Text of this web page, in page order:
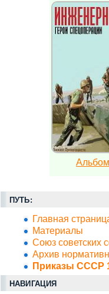
ПУТЬ:
Главная
Материалы
Союз советских
Архив
Приказы СССР
НАВИГАЦИЯ